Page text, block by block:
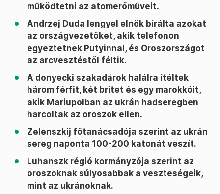
működtetni az atomerőműveit.
Andrzej Duda lengyel elnök bírálta azokat
az országvezetőket, akik telefonon
egyeztetnek Putyinnal, és Oroszországot
az arcvesztéstől féltik.
A donyecki szakadárok halálra ítéltek
három férfit, két britet és egy marokkóit,
akik Mariupolban az ukrán hadseregben
harcoltak az oroszok ellen.
Zelenszkij főtanácsadója szerint az ukrán
sereg naponta 100-200 katonát veszít.
Luhanszk régió kormányzója szerint az
oroszoknak súlyosabbak a veszteségeik,
mint az ukránoknak.